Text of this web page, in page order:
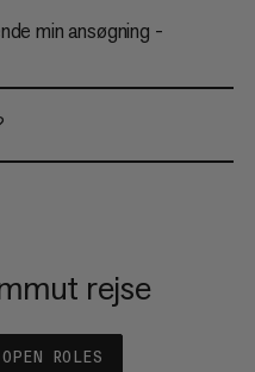
min ansøgning -
rejse
ROLES